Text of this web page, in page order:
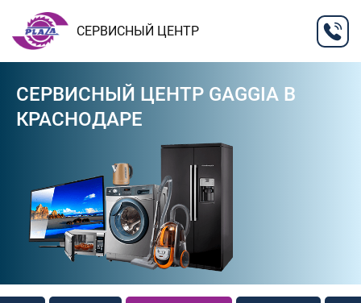
СЕРВИСНЫЙ ЦЕНТР
СЕРВИСНЫЙ ЦЕНТР GAGGIA В
КРАСНОДАРЕ